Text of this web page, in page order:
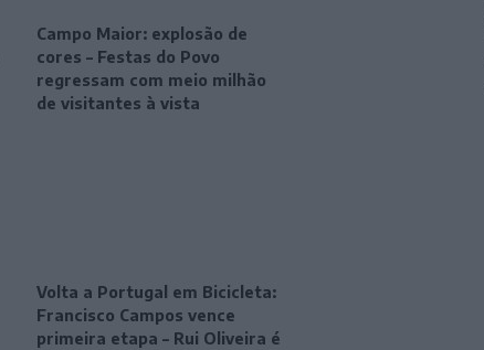
Campo Maior: explosão de
cores – Festas do Povo
regressam com meio milhão
de visitantes à vista
Volta a Portugal em Bicicleta:
Francisco Campos vence
primeira etapa – Rui Oliveira é